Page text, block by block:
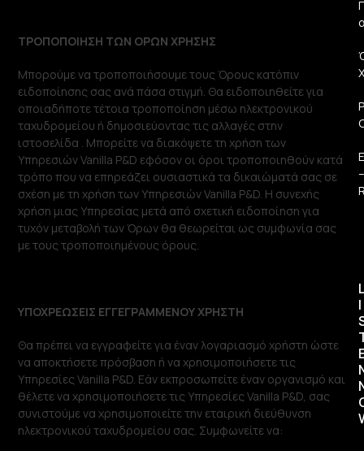
ΤΡΟΠΟΠΟΙΗΣΗ ΤΩΝ ΟΡΩΝ ΧΡΗΣΗΣ
Μπορούμε να τροποποιήσουμε τους Όρους κατόπιν
ειδοποίησης σας ανά πάσα στιγμή. Θα ειδοποιηθείτε για
οποιαδήποτε τέτοια τροποποίηση μέσω ηλεκτρονικού
ταχυδρομείου ή δημοσιεύοντας τις αλλαγές στην
ιστοσελίδα . Μπορείτε να διακόψετε τη χρήση των
Υπηρεσιών Vanilla P&D εφόσον οι όροι τροποποιηθούν κατά
τρόπο που να επηρεάζει ουσιαστικά τα δικαιώματά σας σε
σχέση με τη χρήση των Υπηρεσιών Vanilla P&D. Η συνεχής
χρήση μιας Υπηρεσίας μετά από σχετική ειδοποίηση για
τυχόν μεταβολή των Όρων θα θεωρείται ως συμφωνία σας
με τους τροποποιημένους όρους.
ΥΠΟΧΡΕΩΣΕΙΣ ΕΓΓΕΓΡΑΜΜΕΝΟΥ ΧΡΗΣΤΗ
Θα πρέπει να εγγραφείτε για έναν λογαριασμό χρήστη ώστε
να αποκτήσετε πρόσβαση ή να χρησιμοποιήσετε τις
Υπηρεσίες Vanilla P&D. Εάν εκπροσωπείτε έναν οργανισμό και
θέλετε να χρησιμοποιήσετε τις Υπηρεσίες Vanilla P&D, σας
συνιστούμε να χρησιμοποιείτε την εταιρική διεύθυνση
ηλεκτρονικού ταχυδρομείου σας. Συμφωνείτε να:
–
I